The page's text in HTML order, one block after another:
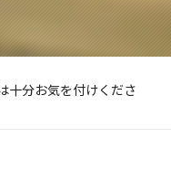
分お気を付けくださ